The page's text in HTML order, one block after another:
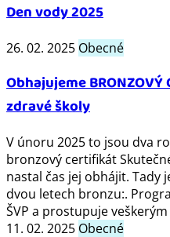
Den vody 2025
26. 02. 2025 Obecné
Obhajujeme BRONZOVÝ
zdravé školy
V únoru 2025 to jsou dva
bronzový certifikát
nastal čas jej obhájit. Tady
dvou letech bronzu:.
ŠVP a prostupuje
11. 02. 2025 Obecné